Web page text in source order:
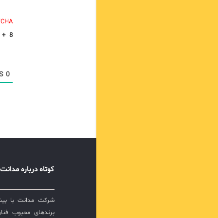
8
+
0
COMMENTS
کوتاه درباره مدانت
برندهای محبوب